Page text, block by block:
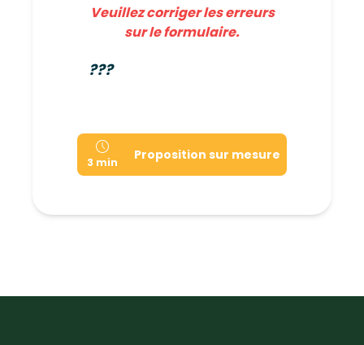
Veuillez corriger les erreurs
sur le formulaire.
???
3 min Proposition sur mesure